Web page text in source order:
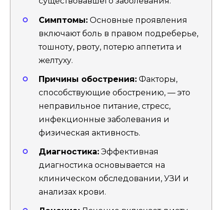
Симптомы: Основные проявления
включают боль в правом подреберье,
тошноту, рвоту, потерю аппетита и
желтуху.
Причины обострения: Факторы,
способствующие обострению, — это
неправильное питание, стресс,
инфекционные заболевания и
физическая активность.
Диагностика: Эффективная
диагностика основывается на
клиническом обследовании, УЗИ и
анализах крови.